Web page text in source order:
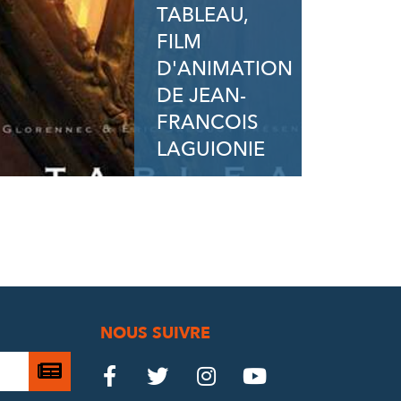
TABLEAU,
FILM
D'ANIMATION
DE JEAN-
FRANCOIS
LAGUIONIE
Je
NOUS SUIVRE
Le
 Le
 Le
 Le
